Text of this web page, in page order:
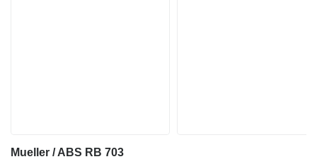
Mueller / ABS RB 703